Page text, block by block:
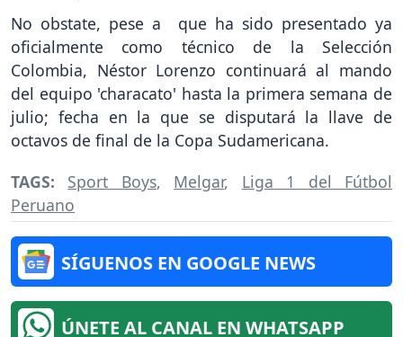
No obstate, pese a que ha sido presentado ya
oficialmente como técnico de la Selección
Colombia, Néstor Lorenzo continuará al mando
del equipo 'characato' hasta la primera semana de
julio; fecha en la que se disputará la llave de
octavos de final de la Copa Sudamericana.
TAGS: Sport Boys, Melgar, Liga 1 del Fútbol
Peruano
SÍGUENOS EN GOOGLE NEWS
ÚNETE AL CANAL EN WHATSAPP